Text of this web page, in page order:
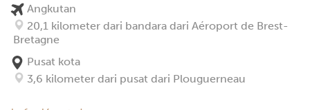
Angkutan
20,1 kilometer dari bandara dari Aéroport de Brest-
Bretagne
Pusat kota
3,6 kilometer dari pusat dari Plouguerneau